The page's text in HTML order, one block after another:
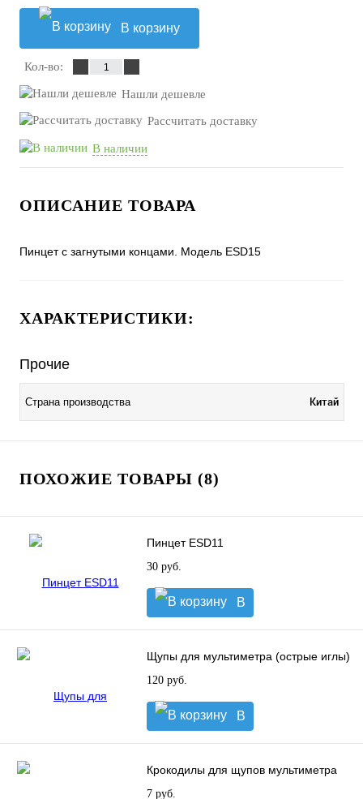
В корзину
Кол-во:
Нашли дешевле
Рассчитать доставку
В наличии
ОПИСАНИЕ ТОВАРА
Пинцет с загнутыми концами. Модель ESD15
ХАРАКТЕРИСТИКИ:
Прочие
Страна производства Китай
ПОХОЖИЕ ТОВАРЫ (8)
Пинцет ESD11
30 руб.
В
корзину
Щупы для мультиметра (острые иглы)
120 руб.
В
корзину
Крокодилы для щупов мультиметра
7 руб.